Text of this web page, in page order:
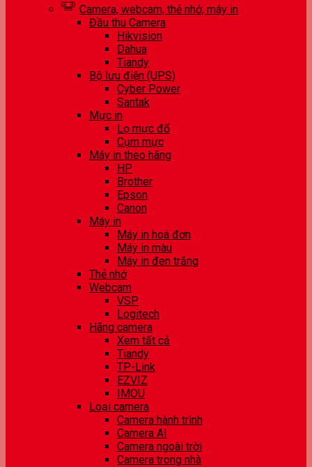
Camera, webcam, thẻ nhớ, máy in
Đầu thu Camera
Hikvision
Dahua
Tiandy
Bộ lưu điện (UPS)
Cyber Power
Santak
Mực in
Lọ mực đổ
Cụm mực
Máy in theo hãng
HP
Brother
Epson
Canon
Máy in
Máy in hoá đơn
Máy in màu
Máy in đen trắng
Thẻ nhớ
Webcam
VSP
Logitech
Hãng camera
Xem tất cả
Tiandy
TP-Link
EZVIZ
IMOU
Loại camera
Camera hành trình
Camera AI
Camera ngoài trời
Camera trong nhà